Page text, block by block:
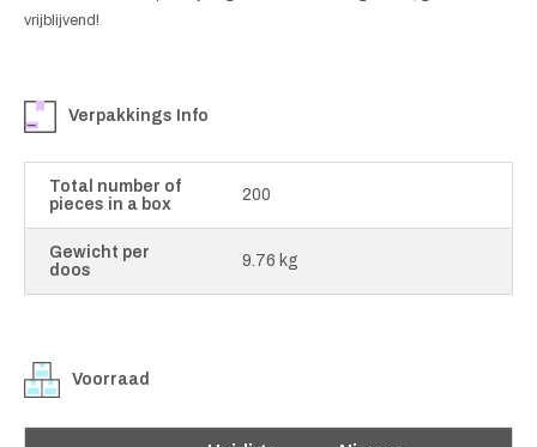
vrijblijvend!
Verpakkings Info
Total number of
pieces in a box
200
Gewicht per
doos
9.76 kg
Voorraad